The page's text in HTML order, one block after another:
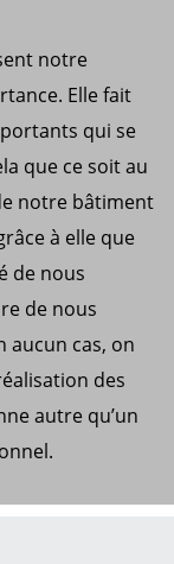
notre
Elle fait
qui se
que ce soit au
notre bâtiment
à elle que
de nous
de nous
aucun cas, on
des
autre qu’un